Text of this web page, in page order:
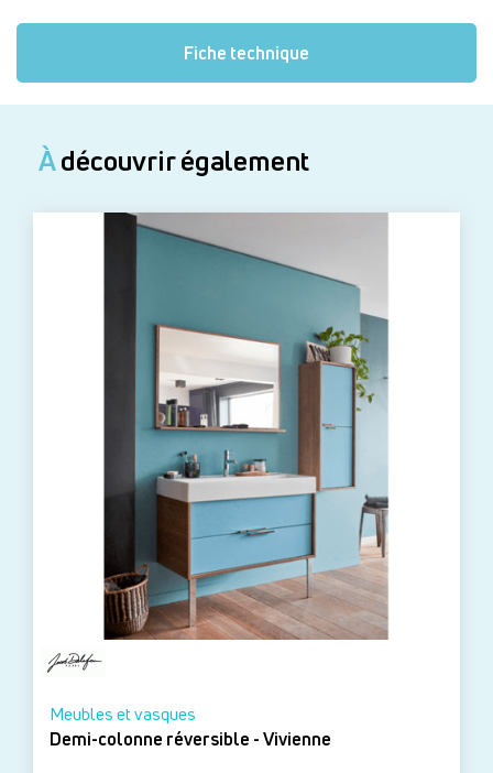
Fiche technique
Àdécouvrir également
Meubles et vasques
Demi-colonne réversible - Vivienne